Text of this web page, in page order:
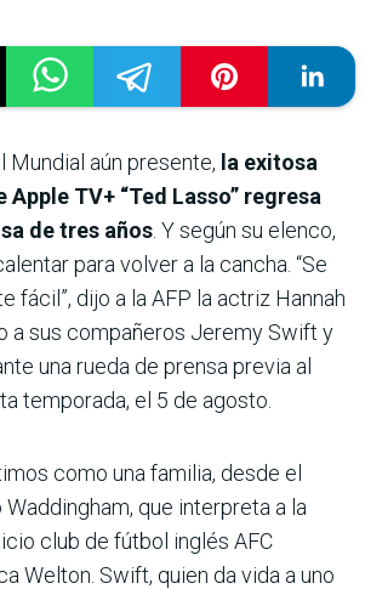
Mundial aún presente, la exitosa
TV+ “Ted Lasso” regresa
de tres años . Y según su elenco,
para volver a la cancha. “Se
fácil”, dijo a la AFP la actriz Hannah
a sus compañeros Jeremy Swift y
una rueda de prensa previa al
temporada, el 5 de agosto.
como una familia, desde el
Waddingham, que interpreta a la
club de fútbol inglés AFC
Welton. Swift, quien da vida a uno